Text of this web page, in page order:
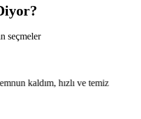
seçmeler
kaldım, hızlı ve temiz